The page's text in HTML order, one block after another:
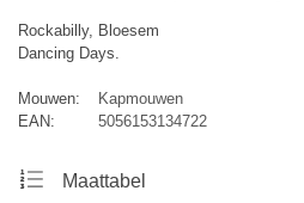
Rockabilly, Bloesem
Dancing Days.
Mouwen:
Kapmouwen
EAN:
5056153134722
Maattabel